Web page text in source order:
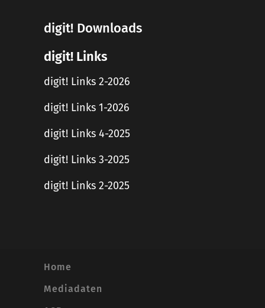
digit! Downloads
digit! Links
digit! Links 2-2026
digit! Links 1-2026
digit! Links 4-2025
digit! Links 3-2025
digit! Links 2-2025
Home
Mediadaten